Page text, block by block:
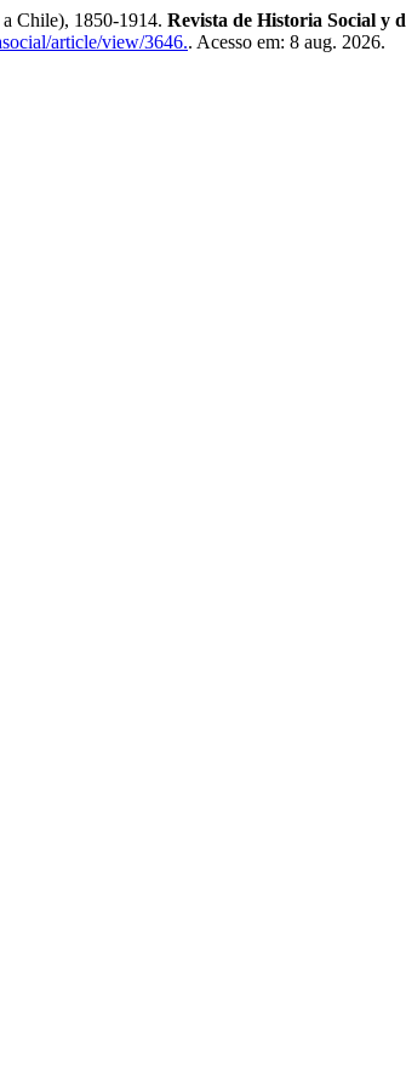
Chile), 1850-1914. Revista de Historia Social y
article/view/3646.. Acesso em: 8 aug. 2026.